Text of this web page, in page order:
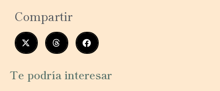
Compartir
Te podría interesar